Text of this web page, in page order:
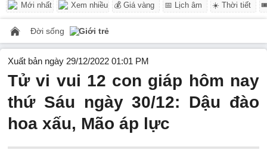
Mới nhất Xem nhiều 💰 Giá vàng 📅 Lịch âm ☀️ Thời tiết
Đời sống Giới trẻ
Xuất bản ngày 29/12/2022 01:01 PM
Tử vi vui 12 con giáp hôm nay
thứ Sáu ngày 30/12: Dậu đào
hoa xấu, Mão áp lực